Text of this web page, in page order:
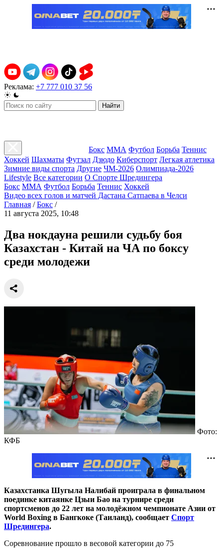
Реклама: +7 777 010 37 56
Найти
Бокс ММА Футбол Борьба Теннис
Хоккей Шахматы Футзал Дзюдо Киберспорт Легкая атлетика
Зимние виды спорта Другие ЧМ-2026 Олимпиада-2026
Lifestyle Все категории О Спорте Шредингера
Бокс ММА Футбол Борьба Теннис Хоккей
Видео всех голов и матчей Дастана Сатпаева в Челси
Главная / Бокс /
11 августа 2025, 10:48
Два нокдауна решили судьбу боя
Казахстан - Китай на ЧА по боксу
среди молодежи
Фото:
КФБ
Казахстанка Шугыла Налибай проиграла в финальном
поединке китаянке Цзыи Бао на турнире среди
спортсменов до 22 лет на молодёжном чемпионате Азии от
World Boxing в Бангкоке (Таиланд), сообщает Спорт
Шредингера.
Соревнование прошло в весовой категории до 75